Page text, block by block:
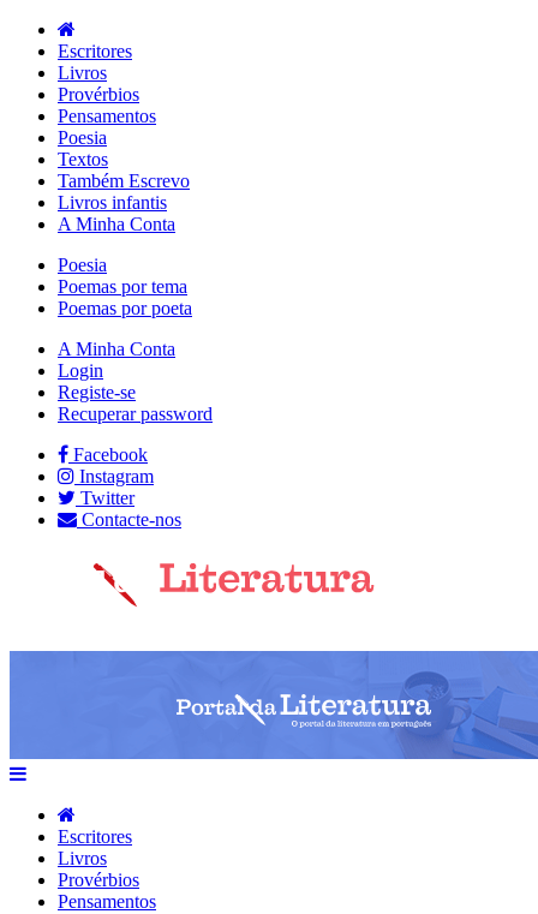
Escritores
Livros
Provérbios
Pensamentos
Poesia
Textos
Também Escrevo
Livros infantis
A Minha Conta
Poesia
Poemas por tema
Poemas por poeta
A Minha Conta
Login
Registe-se
Recuperar password
Facebook
Instagram
Twitter
Contacte-nos
Escritores
Livros
Provérbios
Pensamentos